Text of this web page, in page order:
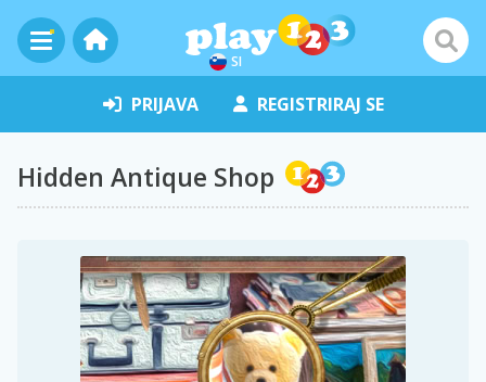
SI
PRIJAVA REGISTRIRAJ SE
Hidden Antique Shop